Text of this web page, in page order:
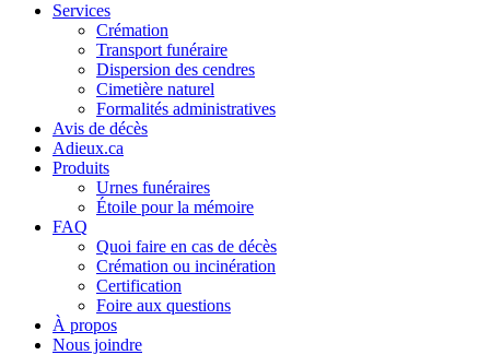
Services
Crémation
Transport funéraire
Dispersion des cendres
Cimetière naturel
Formalités administratives
Avis de décès
Adieux.ca
Produits
Urnes funéraires
Étoile pour la mémoire
FAQ
Quoi faire en cas de décès
Crémation ou incinération
Certification
Foire aux questions
À propos
Nous joindre